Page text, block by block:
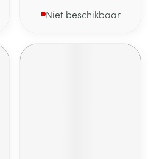
Niet beschikbaar